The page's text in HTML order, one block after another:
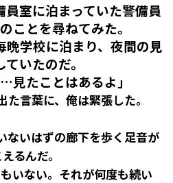
室に泊まっていた警備員
ことを尋ねてみた。
晩学校に泊まり、夜間の見
いたのだ。
見たことはあるよ」
言葉に、俺は緊張した。
ないはずの廊下を歩く足音が
るんだ。
いない。それが何度も続い